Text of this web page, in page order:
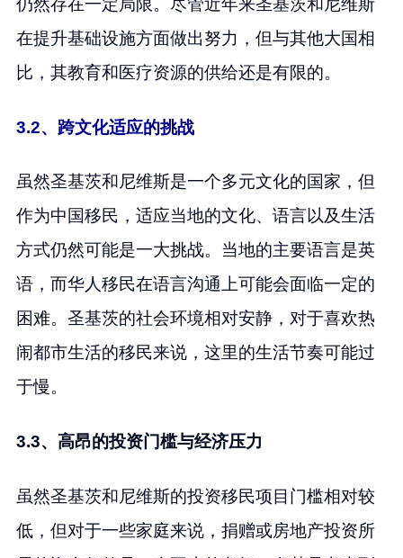
在提升基础设施方面做出努力，但与其他大国相
比，其教育和医疗资源的供给还是有限的。
3.2、跨文化适应的挑战
虽然圣基茨和尼维斯是一个多元文化的国家，但
作为中国移民，适应当地的文化、语言以及生活
方式仍然可能是一大挑战。当地的主要语言是英
语，而华人移民在语言沟通上可能会面临一定的
困难。圣基茨的社会环境相对安静，对于喜欢热
闹都市生活的移民来说，这里的生活节奏可能过
于慢。
3.3、高昂的投资门槛与经济压力
虽然圣基茨和尼维斯的投资移民项目门槛相对较
低，但对于一些家庭来说，捐赠或房地产投资所